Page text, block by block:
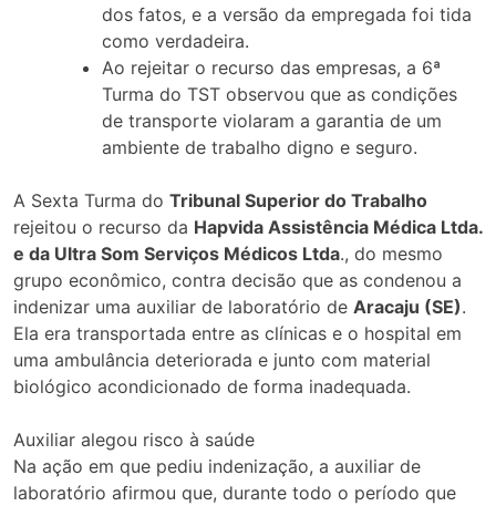
dos fatos, e a versão da empregada foi tida
como verdadeira.
Ao rejeitar o recurso das empresas, a 6ª
Turma do TST observou que as condições
de transporte violaram a garantia de um
ambiente de trabalho digno e seguro.
A Sexta Turma do Tribunal Superior do Trabalho
rejeitou o recurso da Hapvida Assistência Médica Ltda.
e da Ultra Som Serviços Médicos Ltda., do mesmo
grupo econômico, contra decisão que as condenou a
indenizar uma auxiliar de laboratório de Aracaju (SE).
Ela era transportada entre as clínicas e o hospital em
uma ambulância deteriorada e junto com material
biológico acondicionado de forma inadequada.
Auxiliar alegou risco à saúde
Na ação em que pediu indenização, a auxiliar de
laboratório afirmou que, durante todo o período que